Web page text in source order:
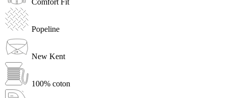
Popeline
New Kent
100% coton